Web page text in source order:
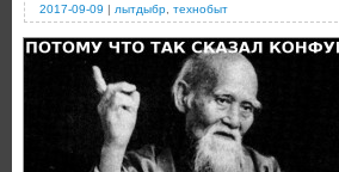
2017-09-09 | лытдыбр, технобыт